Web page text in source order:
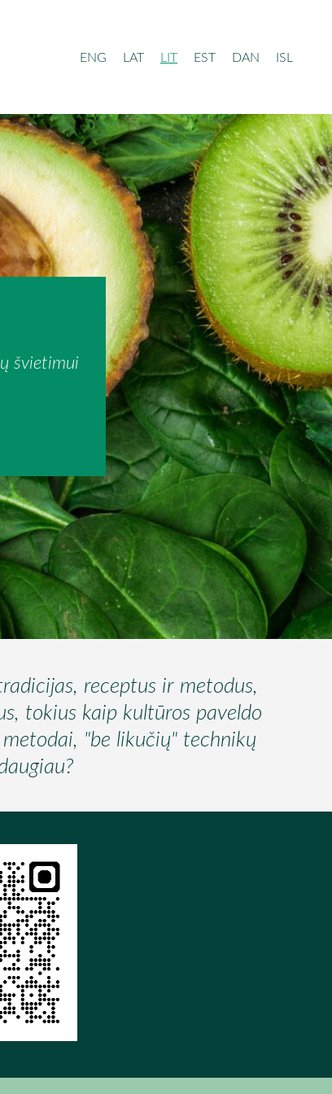
ENG LAT LIT EST DAN ISL
švietimui
receptus ir metodus,
tokius kaip kultūros paveldo
"be likučių" technikų